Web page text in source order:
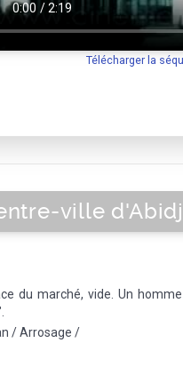
Télécharger la
ville
du marché, vide. Un
/ Arrosage /